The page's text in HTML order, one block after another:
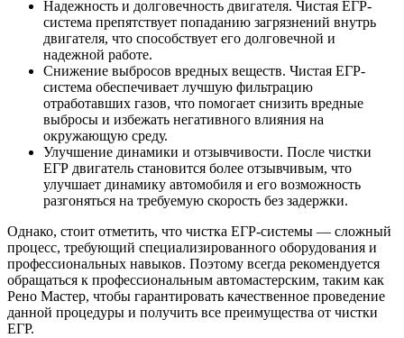
Надежность и долговечность двигателя. Чистая ЕГР-
система препятствует попаданию загрязнений внутрь
двигателя, что способствует его долговечной и
надежной работе.
Снижение выбросов вредных веществ. Чистая ЕГР-
система обеспечивает лучшую фильтрацию
отработавших газов, что помогает снизить вредные
выбросы и избежать негативного влияния на
окружающую среду.
Улучшение динамики и отзывчивости. После чистки
ЕГР двигатель становится более отзывчивым, что
улучшает динамику автомобиля и его возможность
разгоняться на требуемую скорость без задержки.
Однако, стоит отметить, что чистка ЕГР-системы — сложный
процесс, требующий специализированного оборудования и
профессиональных навыков. Поэтому всегда рекомендуется
обращаться к профессиональным автомастерским, таким как
Рено Мастер, чтобы гарантировать качественное проведение
данной процедуры и получить все преимущества от чистки
ЕГР.